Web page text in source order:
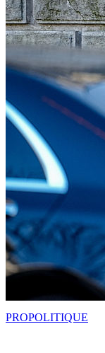
PROPOLITIQUE